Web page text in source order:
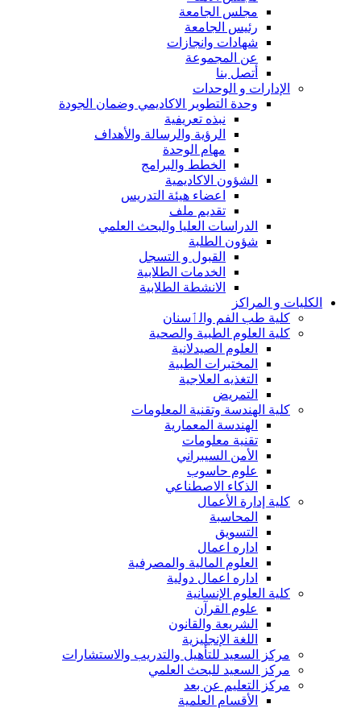
مجلس الجامعة
رئيس الجامعة
شهادات وانجازات
عن المجموعة
أتصل بنا
الإدارات و الوحدات
وحدة التطوير الاكاديمي وضمان الجودة
نبذه تعريفية
الرؤية والرسالة والأهداف
مهام الوحدة
الخطط والبرامج
الشؤون الاكاديمية
اعضاء هيئة التدريس
تقديم ملف
الدراسات العليا والبحث العلمي
شؤون الطلبة
القبول و التسجل
الخدمات الطلابية
الانشطة الطلابية
الكليات و المراكز
كلية طب الفم والٲسنان
كلية العلوم الطبية والصحية
العلوم الصيدلانية
المختبرات الطبية
التغذيه العلاجية
التمريض
كلية الهندسة وتقنية المعلومات
الهندسة المعمارية
تقنية معلومات
الأمن السيبراني
علوم حاسوب
الذكاء الاصطناعي
كلية إدارة الأعمال
المحاسبة
التسويق
اداره اعمال
العلوم المالية والمصرفية
اداره اعمال دولية
كلية العلوم الإنسانية
علوم القرآن
الشريعة والقانون
اللغة الإنجليزية
مركز السعيد للتأهيل والتدريب والاستشارات
مركز السعيد للبحث العلمي
مركز التعليم عن بعد
الأقسام العلمية